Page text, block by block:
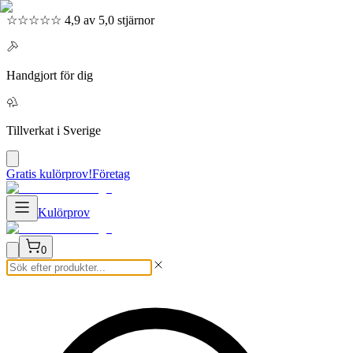
☆☆☆☆☆ 4,9 av 5,0 stjärnor
Handgjort för dig
Tillverkat i Sverige
Gratis kulörprov!Företag
Kulörprov
0